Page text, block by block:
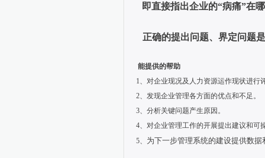
即直接指出企业的“病痛”在
正确的提出问题、界定问题
能提供的帮助
1、对企业现况及人力资源运作现状进行
2、发现企业管理各方面的优点和不足。
3、分析关键问题产生原因。
4、对企业管理工作的开展提出建议和可
5、
为下一步管理系统的建设提供数据